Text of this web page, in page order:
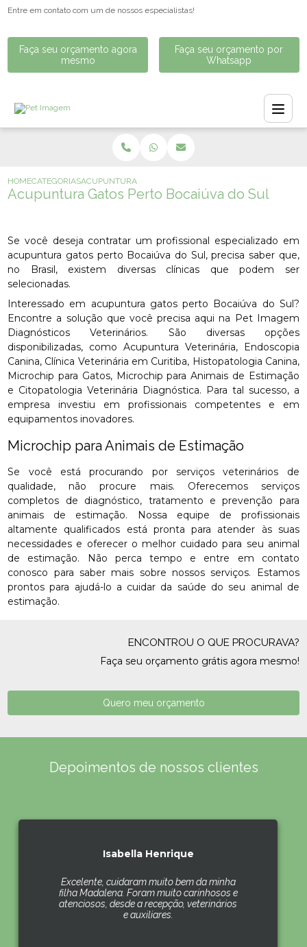
Entre em contato com um de nossos especialistas!
Faça seu orçamento agora
mesmo
Faça seu orçamento por
Whatsapp
HOMECATEGORIASACUPUNTURA GATOS PERTO BOCAIÚVA DO SUL
Acupuntura Gatos Perto Bocaiúva do Sul
Se você deseja contratar um profissional especializado em
acupuntura gatos perto Bocaiúva do Sul, precisa saber que,
no Brasil, existem diversas clínicas que podem ser
selecionadas.
Interessado em acupuntura gatos perto Bocaiúva do Sul?
Encontre a solução que você precisa aqui na Pet Imagem
Diagnósticos Veterinários. São diversas opções
disponibilizadas, como Acupuntura Veterinária, Endoscopia
Canina, Clínica Veterinária em Curitiba, Histopatologia Canina,
Microchip para Gatos, Microchip para Animais de Estimação
e Citopatologia Veterinária Diagnóstica. Para tal sucesso, a
empresa investiu em profissionais competentes e em
equipamentos inovadores.
Microchip para Animais de Estimação
Se você está procurando por serviços veterinários de
qualidade, não procure mais. Oferecemos serviços
completos de diagnóstico, tratamento e prevenção para
animais de estimação. Nossa equipe de profissionais
altamente qualificados está pronta para atender às suas
necessidades e oferecer o melhor cuidado para seu animal
de estimação. Não perca tempo e entre em contato
conosco para saber mais sobre nossos serviços. Estamos
prontos para ajudá-lo a cuidar da saúde do seu animal de
estimação.
ENCONTROU O QUE PROCURAVA?
Faça seu orçamento grátis agora mesmo!
Quero meu orçamento
Depoimentos de nossos clientes
Isabella Henrique
Excelente, cuidaram muito bem da minha
filha Madalena. Foram muito carinhosos e
atenciosos, desde a recepção, veterinários
e auxiliares.